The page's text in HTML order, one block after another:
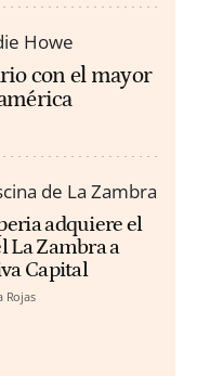
con el mayor
adquiere el
La Zambra a
Capital
Rojas